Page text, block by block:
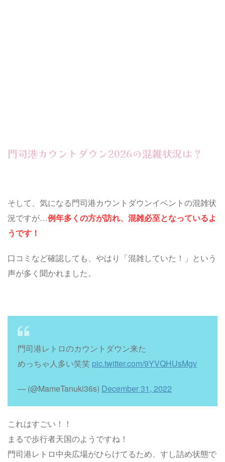
門司港カウントダウン2026の混雑状況は？
そして、気になる門司港カウントダウンイベントの混雑状
況ですが…例年多くの方が訪れ、混雑必至となっているよ
うです！
口コミなど確認しても、やはり「混雑していた！」という
声が多く聞かれました。
門司港レトロのカウントダウン来た
めっちゃ人多い笑笑 pic.twitter.com/9YVQHUsMgv
— (@MameTanuki36s) December 31, 2022
これはすごい！！
まるで歩行者天国のようですね！
門司港レトロ中央広場がひらけてるため、すし詰め状態で